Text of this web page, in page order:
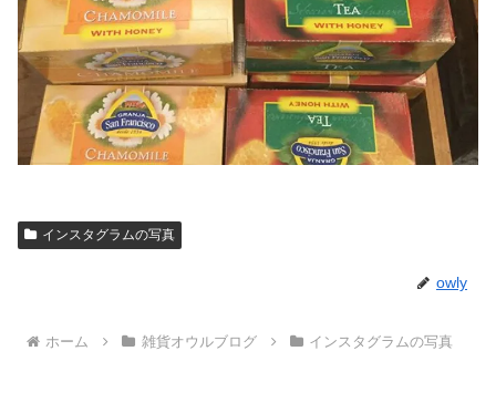
インスタグラムの写真
owly
ホーム 雑貨オウルブログ インスタグラムの写真